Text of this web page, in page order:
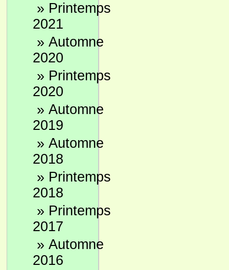
» Printemps
2021
» Automne
2020
» Printemps
2020
» Automne
2019
» Automne
2018
» Printemps
2018
» Printemps
2017
» Automne
2016